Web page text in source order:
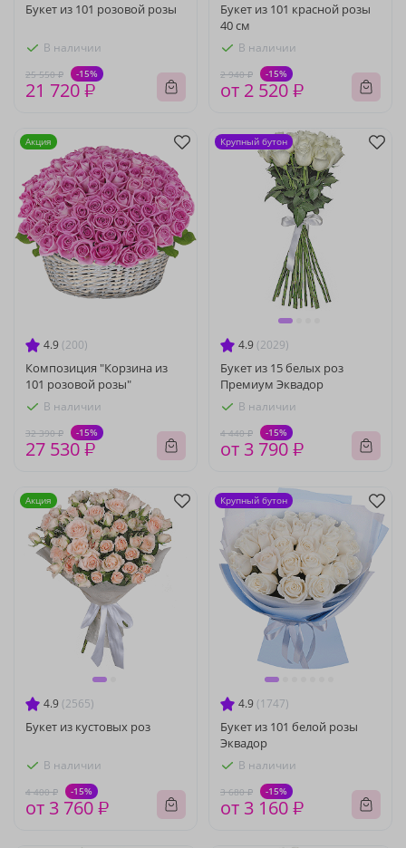
Букет из 101 розовой розы
В наличии
25 550 ₽ -15%
21 720 ₽
Букет из 101 красной розы
40 см
В наличии
2 940 ₽ -15%
от 2 520 ₽
4.9 (200)
Композиция "Корзина из
101 розовой розы"
В наличии
32 390 ₽ -15%
27 530 ₽
Акция
4.9 (2029)
Букет из 15 белых роз
Премиум Эквадор
В наличии
4 440 ₽ -15%
от 3 790 ₽
Крупный бутон
4.9 (2565)
Букет из кустовых роз
В наличии
4 400 ₽ -15%
от 3 760 ₽
Акция
4.9 (1747)
Букет из 101 белой розы
Эквадор
В наличии
3 680 ₽ -15%
от 3 160 ₽
Крупный бутон